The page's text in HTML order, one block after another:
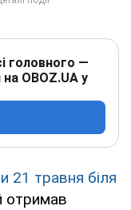
головного —
OBOZ.UA у
21 травня біля
отримав